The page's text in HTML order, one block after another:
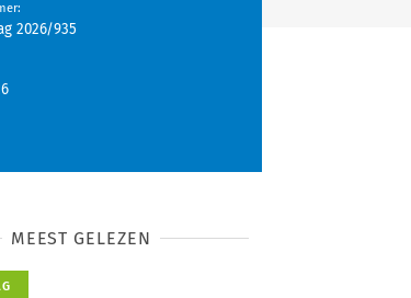
:
2026/935
MEEST GELEZEN